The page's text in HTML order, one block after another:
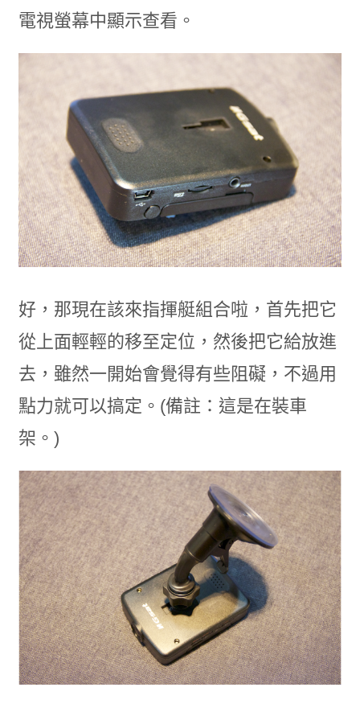
電視螢幕中顯示查看。
好，那現在該來指揮艇組合啦，首先把它
從上面輕輕的移至定位，然後把它給放進
去，雖然一開始會覺得有些阻礙，不過用
點力就可以搞定。(備註：這是在裝車
架。)